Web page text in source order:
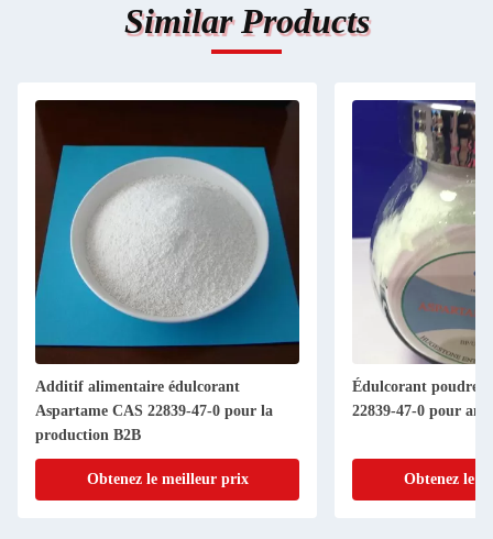
Similar Products
Additif alimentaire édulcorant
Aspartame CAS 22839-47-0 pour la
production B2B
Obtenez le meilleur prix
Édulcorant poudre
22839-47-0 pour
Obtenez le